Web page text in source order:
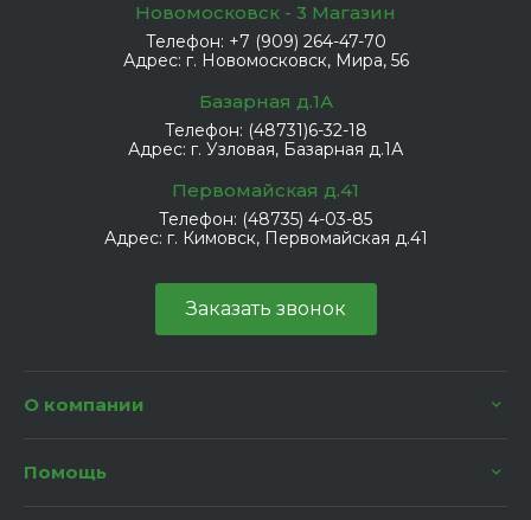
Новомосковск - 3 Магазин
Телефон: +7 (909) 264-47-70
Адрес: г. Новомосковск, Мира, 56
Базарная д.1А
Телефон: (48731)6-32-18
Адрес: г. Узловая, Базарная д.1А
Первомайская д.41
Телефон: (48735) 4-03-85
Адрес: г. Кимовск, Первомайская д.41
Заказать звонок
О компании
Помощь